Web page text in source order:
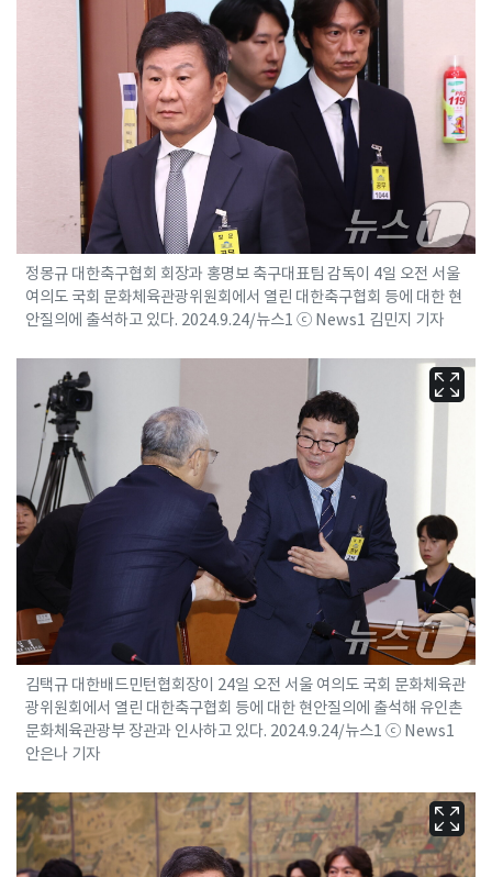
정몽규 대한축구협회 회장과 홍명보 축구대표팀 감독이 4일 오전 서울
여의도 국회 문화체육관광위원회에서 열린 대한축구협회 등에 대한 현
안질의에 출석하고 있다. 2024.9.24/뉴스1 ⓒ News1 김민지 기자
김택규 대한배드민턴협회장이 24일 오전 서울 여의도 국회 문화체육관
광위원회에서 열린 대한축구협회 등에 대한 현안질의에 출석해 유인촌
문화체육관광부 장관과 인사하고 있다. 2024.9.24/뉴스1 ⓒ News1
안은나 기자